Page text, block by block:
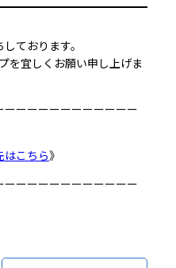
ております。
を宜しくお願い申し上げま
ーーーーーーーーーーー
はこちら》
ーーーーーーーーーーー